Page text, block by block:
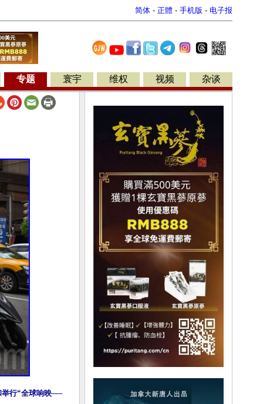
简体 - 正體 - 手机版 - 电子报
专题 寰宇 维权 视频 杂谈
举行“全球响映──